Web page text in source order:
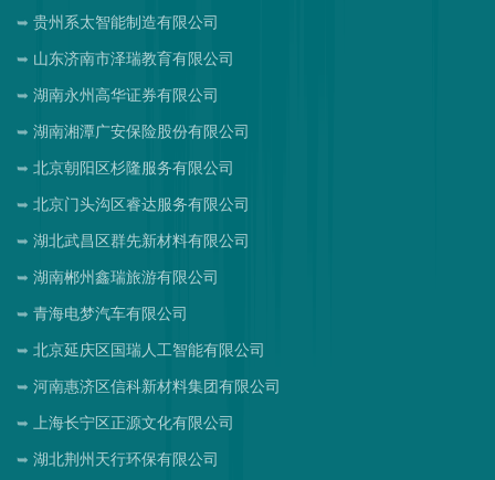
贵州系太智能制造有限公司
山东济南市泽瑞教育有限公司
湖南永州高华证券有限公司
湖南湘潭广安保险股份有限公司
北京朝阳区杉隆服务有限公司
北京门头沟区睿达服务有限公司
湖北武昌区群先新材料有限公司
湖南郴州鑫瑞旅游有限公司
青海电梦汽车有限公司
北京延庆区国瑞人工智能有限公司
河南惠济区信科新材料集团有限公司
上海长宁区正源文化有限公司
湖北荆州天行环保有限公司